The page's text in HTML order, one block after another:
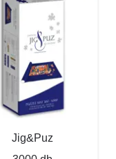
Jig&Puz